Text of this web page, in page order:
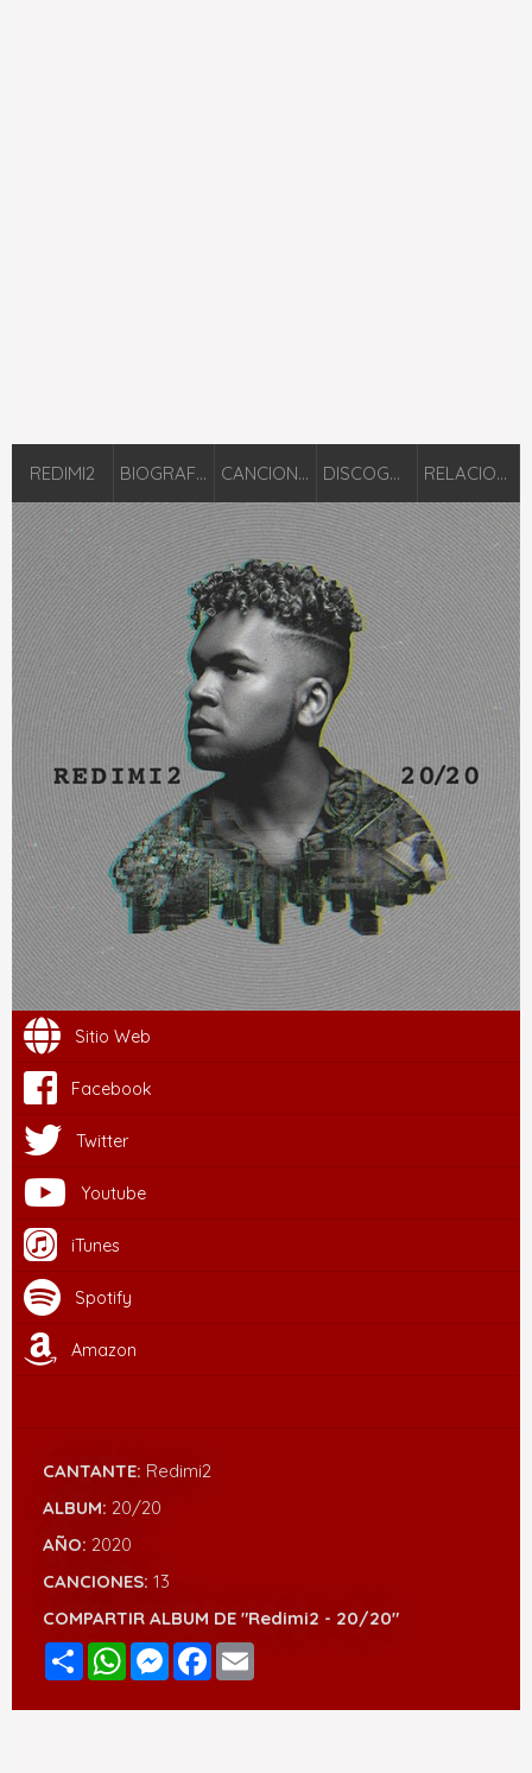
REDIMI2 BIOGRAFÍA CANCIONES DISCOGRAFÍA RELACIONADOS
Sitio Web
Facebook
Twitter
Youtube
iTunes
Spotify
Amazon
CANTANTE: Redimi2
ALBUM: 20/20
AÑO: 2020
CANCIONES: 13
COMPARTIR ALBUM DE "Redimi2 - 20/20"
Compartir
WhatsAppMessenger
Facebook